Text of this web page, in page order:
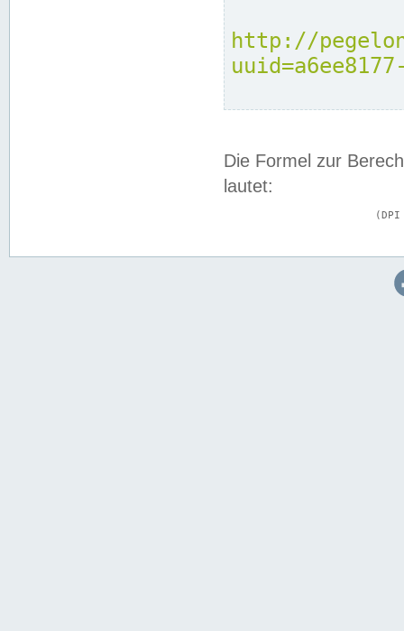
http://
Die Formel zur
lautet: